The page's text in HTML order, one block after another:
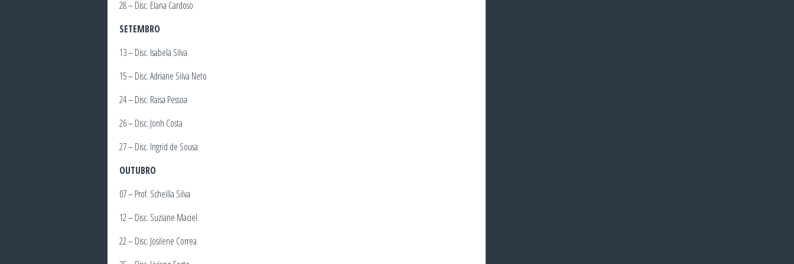
28 – Disc. Elana Cardoso
SETEMBRO
13 – Disc. Isabela Silva
15 – Disc. Adriane Silva Neto
24 – Disc. Raisa Pessoa
26 – Disc. Jonh Costa
27 – Disc. Ingrid de Sousa
OUTUBRO
07 – Prof. Scheilla Silva
12 – Disc. Suziane Maciel
22 – Disc. Josilene Correa